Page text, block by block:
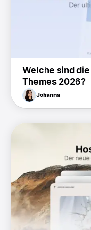
Welche sind
Themes 2026?
Johanna